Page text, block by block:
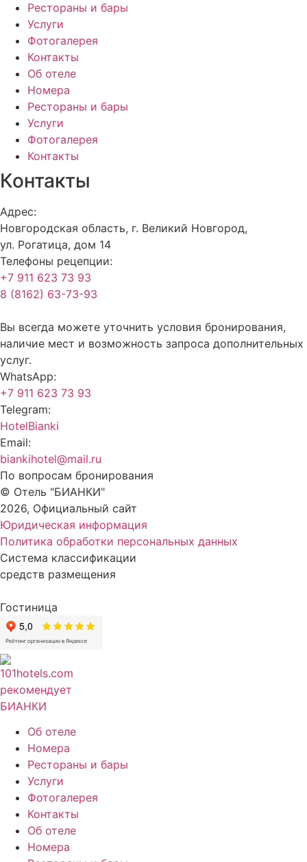
Рестораны и бары
Услуги
Фотогалерея
Контакты
Об отеле
Номера
Рестораны и бары
Услуги
Фотогалерея
Контакты
Контакты
Адрес:
Новгородская область, г. Великий Новгород,
ул. Рогатица, дом 14
Телефоны рецепции:
+7 911 623 73 93
8 (8162) 63-73-93
Вы всегда можете уточнить условия бронирования,
наличие мест и возможность запроса дополнительных
услуг.
WhatsApp:
+7 911 623 73 93
Telegram:
HotelBianki
Email:
biankihotel@mail.ru
По вопросам бронирования
© Отель "БИАНКИ"
2026, Официальный сайт
Юридическая информация
Политика обработки персональных данных
Система классификации
средств размещения
Гостиница
Об отеле
Номера
Рестораны и бары
Услуги
Фотогалерея
Контакты
Об отеле
Номера